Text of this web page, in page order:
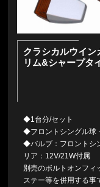
クラシカルウイ
リム&シャープタ
◆1台分/セット
◆フロントシングル球
◆バルブ：フロントシ
リア：12V/21W付属
別売のボルトオンフィ
ステー等を併用する事